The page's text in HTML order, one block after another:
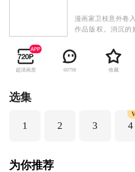
漫画家卫枝意外卷
作品版权。消沉的
题重新开始创作。
教练单崇。在跌跌
出了不服输的意志
输的倔强与冲劲，
的热爱与荣誉而战
超清画质 60798 收藏
选集
1 2 3 4
为你推荐